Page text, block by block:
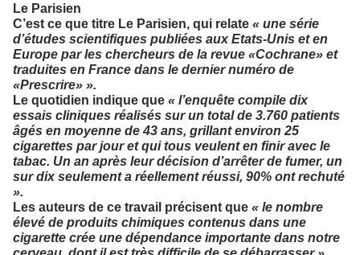
Le Parisien
C’est ce que titre Le Parisien, qui relate « une série
d’études scientifiques publiées aux Etats-Unis et en
Europe par les chercheurs de la revue «Cochrane» et
traduites en France dans le dernier numéro de
«Prescrire» ».
Le quotidien indique que « l’enquête compile dix
essais cliniques réalisés sur un total de 3.760 patients
âgés en moyenne de 43 ans, grillant environ 25
cigarettes par jour et qui tous veulent en finir avec le
tabac. Un an après leur décision d’arrêter de fumer, un
sur dix seulement a réellement réussi, 90% ont rechuté
».
Les auteurs de ce travail précisent que « le nombre
élevé de produits chimiques contenus dans une
cigarette crée une dépendance importante dans notre